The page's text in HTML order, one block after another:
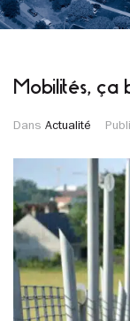
Mobilités, ça
Dans Actualité